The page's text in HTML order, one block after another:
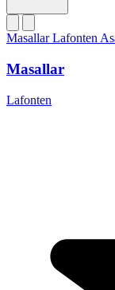
Masallar Lafonten
Masallar
Lafonten